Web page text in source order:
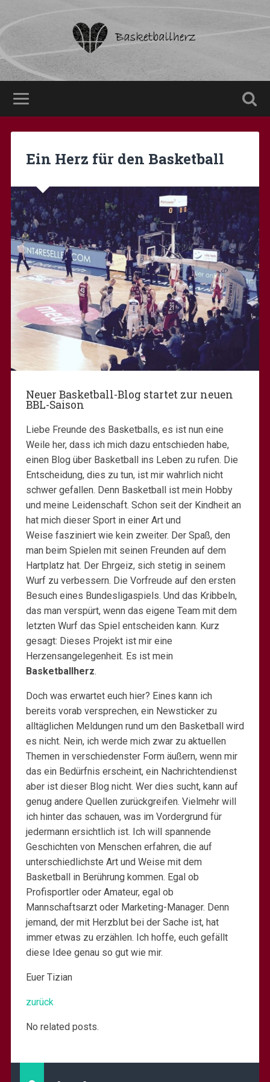
Ein Herz für den Basketball
Neuer Basketball-Blog startet zur neuen
BBL-Saison
Liebe Freunde des Basketballs, es ist nun eine
Weile her, dass ich mich dazu entschieden habe,
einen Blog über Basketball ins Leben zu rufen. Die
Entscheidung, dies zu tun, ist mir wahrlich nicht
schwer gefallen. Denn Basketball ist mein Hobby
und meine Leidenschaft. Schon seit der Kindheit an
hat mich dieser Sport in einer Art und
Weise fasziniert wie kein zweiter. Der Spaß, den
man beim Spielen mit seinen Freunden auf dem
Hartplatz hat. Der Ehrgeiz, sich stetig in seinem
Wurf zu verbessern. Die Vorfreude auf den ersten
Besuch eines Bundesligaspiels. Und das Kribbeln,
das man verspürt, wenn das eigene Team mit dem
letzten Wurf das Spiel entscheiden kann. Kurz
gesagt: Dieses Projekt ist mir eine
Herzensangelegenheit. Es ist mein
Basketballherz.
Doch was erwartet euch hier? Eines kann ich
bereits vorab versprechen, ein Newsticker zu
alltäglichen Meldungen rund um den Basketball wird
es nicht. Nein, ich werde mich zwar zu aktuellen
Themen in verschiedenster Form äußern, wenn mir
das ein Bedürfnis erscheint, ein Nachrichtendienst
aber ist dieser Blog nicht. Wer dies sucht, kann auf
genug andere Quellen zurückgreifen. Vielmehr will
ich hinter das schauen, was im Vordergrund für
jedermann ersichtlich ist. Ich will spannende
Geschichten von Menschen erfahren, die auf
unterschiedlichste Art und Weise mit dem
Basketball in Berührung kommen. Egal ob
Profisportler oder Amateur, egal ob
Mannschaftsarzt oder Marketing-Manager. Denn
jemand, der mit Herzblut bei der Sache ist, hat
immer etwas zu erzählen. Ich hoffe, euch gefällt
diese Idee genau so gut wie mir.
Euer Tizian
zurück
No related posts.